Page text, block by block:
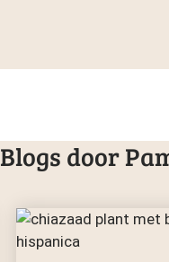
Blogs door